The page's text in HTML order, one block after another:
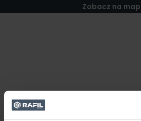
Zobacz na